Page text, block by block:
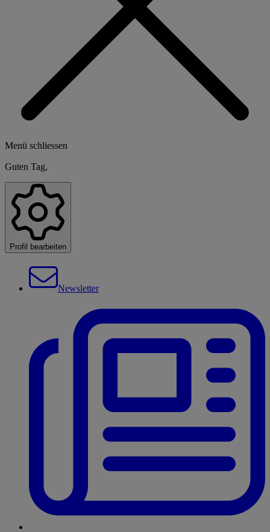
Menü schliessen
Guten Tag,
Profil bearbeiten
Newsletter